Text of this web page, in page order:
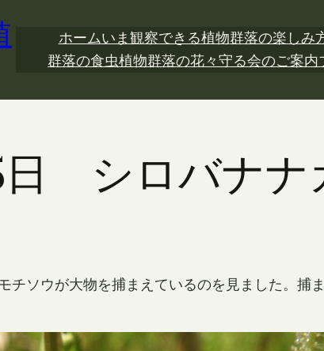
ホームいま観察できる植物群落の楽しみ
群落の食虫植物群落の花々守る会のご案内
日 シロバナ
チソウが大物を捕まえているのを見ました。